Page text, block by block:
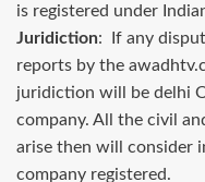
is registered under
Juridiction: If any
reports by the
juridiction will be delhi
company. All the civil
arise then will consider
company registered.